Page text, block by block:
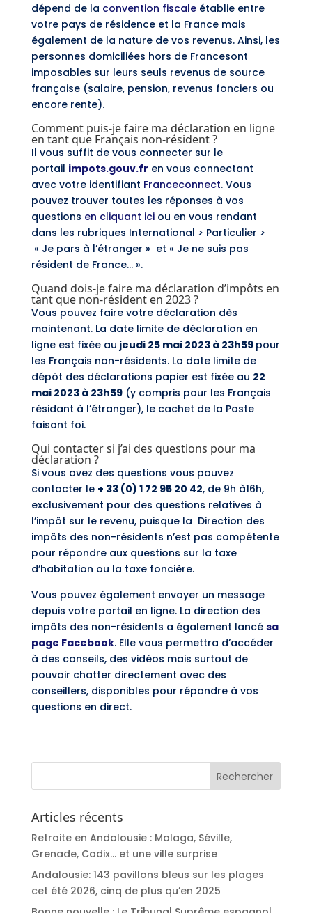
dépend de la convention fiscale établie entre
votre pays de résidence et la France mais
également de la nature de vos revenus. Ainsi, les
personnes domiciliées hors de Francesont
imposables sur leurs seuls revenus de source
française (salaire, pension, revenus fonciers ou
encore rente).
Comment puis-je faire ma déclaration en ligne
en tant que Français non-résident ?
Il vous suffit de vous connecter sur le
portail impots.gouv.fr en vous connectant
avec votre identifiant Franceconnect. Vous
pouvez trouver toutes les réponses à vos
questions en cliquant iciou en vous rendant
dans les rubriques International > Particulier >
« Je pars à l’étranger » et « Je ne suis pas
résident de France… ».
Quand dois-je faire ma déclaration d’impôts en
tant que non-résident en 2023 ?
Vous pouvez faire votre déclaration dès
maintenant. La date limite de déclaration en
ligne est fixée au jeudi 25 mai 2023 à 23h59 pour
les Français non-résidents. La date limite de
dépôt des déclarations papier est fixée au 22
mai 2023 à 23h59(y compris pour les Français
résidant à l’étranger), le cachet de la Poste
faisant foi.
Qui contacter si j’ai des questions pour ma
déclaration ?
Si vous avez des questions vous pouvez
contacter le + 33 (0) 1 72 95 20 42, de 9h à16h,
exclusivement pour des questions relatives à
l’impôt sur le revenu, puisque la Direction des
impôts des non-résidents n’est pas compétente
pour répondre aux questions sur la taxe
d’habitation ou la taxe foncière.
Vous pouvez également envoyer un message
depuis votre portail en ligne. La direction des
impôts des non-résidents a également lancé sa
page Facebook. Elle vous permettra d’accéder
à des conseils, des vidéos mais surtout de
pouvoir chatter directement avec des
conseillers, disponibles pour répondre à vos
questions en direct.
Articles récents
Retraite en Andalousie : Malaga, Séville,
Grenade, Cadix… et une ville surprise
Andalousie: 143 pavillons bleus sur les plages
cet été 2026, cinq de plus qu’en 2025